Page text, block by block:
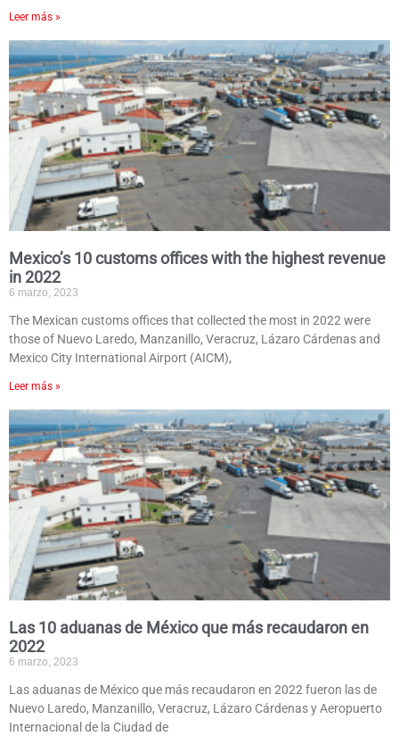
Leer más »
Mexico’s 10 customs offices with the highest revenue
in 2022
6 marzo, 2023
The Mexican customs offices that collected the most in 2022 were
those of Nuevo Laredo, Manzanillo, Veracruz, Lázaro Cárdenas and
Mexico City International Airport (AICM),
Leer más »
Las 10 aduanas de México que más recaudaron en
2022
6 marzo, 2023
Las aduanas de México que más recaudaron en 2022 fueron las de
Nuevo Laredo, Manzanillo, Veracruz, Lázaro Cárdenas y Aeropuerto
Internacional de la Ciudad de